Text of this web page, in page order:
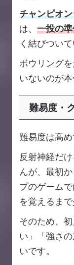
チャンピオ
は、 一投の
く結びつい
ボウリング
いないのが本
難易度・
難易度は高め
反射神経だ
んが、最初
プのゲーム
を覚えるま
そのため、
い」「強さ
いです。